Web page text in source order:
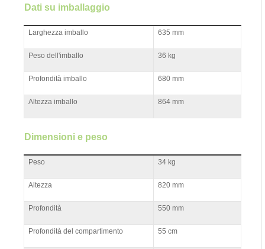
Dati su imballaggio
Larghezza imballo 635 mm
Peso dell'imballo 36 kg
Profondità imballo 680 mm
Altezza imballo 864 mm
Dimensioni e peso
Peso 34 kg
Altezza 820 mm
Profondità 550 mm
Profondità del compartimento 55 cm